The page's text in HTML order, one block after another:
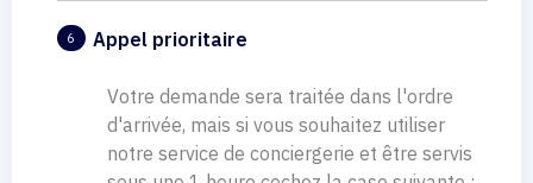
6 Appel prioritaire
Votre demande sera traitée dans l'ordre
d'arrivée, mais si vous souhaitez utiliser
notre service de conciergerie et être servis